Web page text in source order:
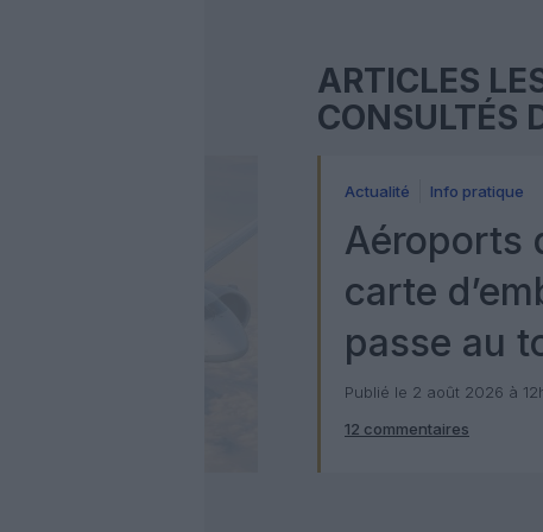
ARTICLES
CONSULTÉS
Actualité Info pratique
Aéroports
carte
passe au
numérique
Check
Publié le 2 août 2026 à
12 commentaires